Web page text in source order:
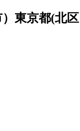
東京都(北